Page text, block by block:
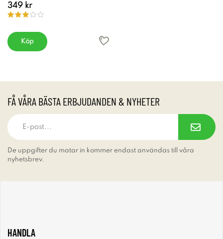
349 kr
Köp
FÅ VÅRA BÄSTA ERBJUDANDEN & NYHETER
De uppgifter du matar in kommer endast användas till våra
nyhetsbrev.
HANDLA